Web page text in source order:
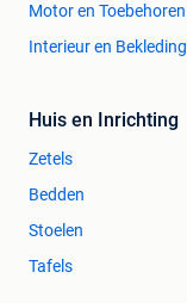
Motor en Toebehoren
Interieur en Bekleding
Huis en Inrichting
Zetels
Bedden
Stoelen
Tafels